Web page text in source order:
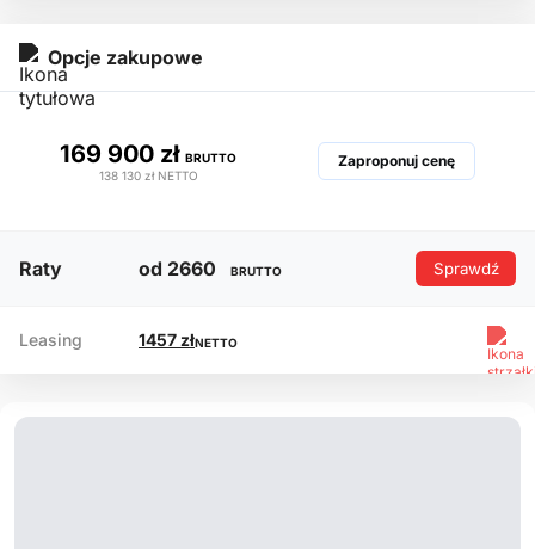
Opcje zakupowe
169 900 zł BRUTTO
138 130 zł NETTO
Zaproponuj cenę
Raty od 2660 BRUTTO Sprawdź
Leasing 1457 złNETTO